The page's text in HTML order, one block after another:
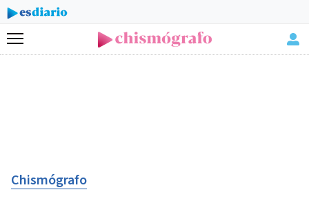
Menú
Chismógrafo